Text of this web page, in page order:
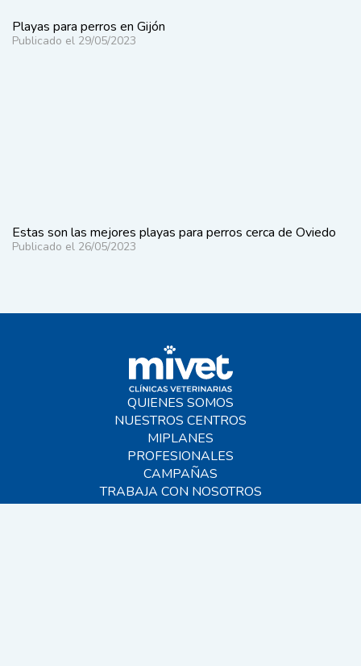
Playas para perros en Gijón
Publicado el 29/05/2023
Estas son las mejores playas para perros cerca de Oviedo
Publicado el 26/05/2023
QUIENES SOMOS
NUESTROS CENTROS
MIPLANES
PROFESIONALES
CAMPAÑAS
TRABAJA CON NOSOTROS
BLOG